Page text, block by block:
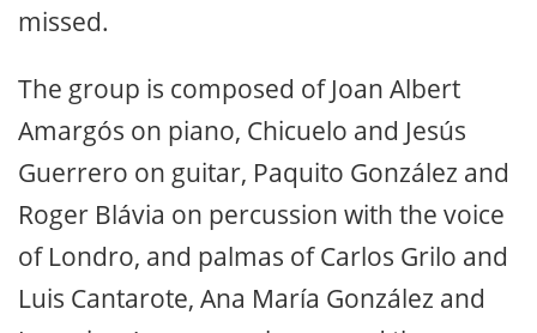
missed.
The group is composed of Joan Albert
Amargós on piano, Chicuelo and Jesús
Guerrero on guitar, Paquito González and
Roger Blávia on percussion with the voice
of Londro, and palmas of Carlos Grilo and
Luis Cantarote, Ana María González and